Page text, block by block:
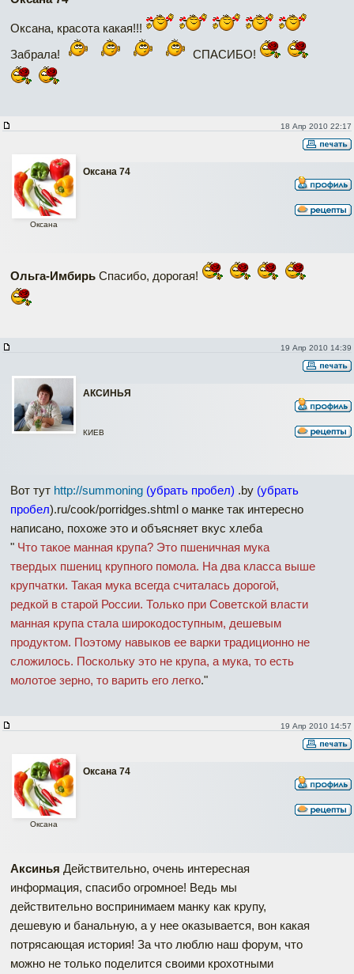
Оксана, красота какая!!!
Забрала!
СПАСИБО!
18 Апр 2010 22:17
Оксана 74
Оксана
Ольга-Имбирь Спасибо, дорогая!
19 Апр 2010 14:39
АКСИНЬЯ
КИЕВ
Вот тут http://summoning (убрать пробел) .by (убрать
пробел).ru/cook/porridges.shtml о манке так интересно
написано, похоже это и объясняет вкус хлеба
" Что такое манная крупа? Это пшеничная мука
твердых пшениц крупного помола. На два класса выше
крупчатки. Такая мука всегда считалась дорогой,
редкой в старой России. Только при Советской власти
манная крупа стала широкодоступным, дешевым
продуктом. Поэтому навыков ее варки традиционно не
сложилось. Поскольку это не крупа, а мука, то есть
молотое зерно, то варить его легко."
19 Апр 2010 14:57
Оксана 74
Оксана
Аксинья Действительно, очень интересная
информация, спасибо огромное! Ведь мы
действительно воспринимаем манку как крупу,
дешевую и банальную, а у нее оказывается, вон какая
потрясающая история! За что люблю наш форум, что
можно не только поделится своими крохотными